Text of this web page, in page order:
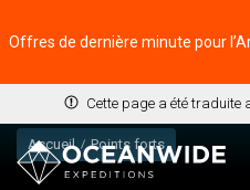
Cette page a été traduite
Accueil Points forts